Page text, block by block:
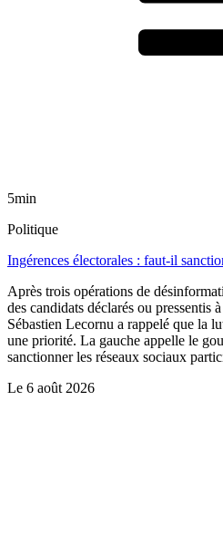
5min
Politique
Ingérences électorales : faut-il
Après trois opérations de
des candidats déclarés ou pressentis
Sébastien Lecornu a rappelé que la
une priorité. La gauche appelle le
sanctionner les réseaux sociaux
Le 6 août 2026